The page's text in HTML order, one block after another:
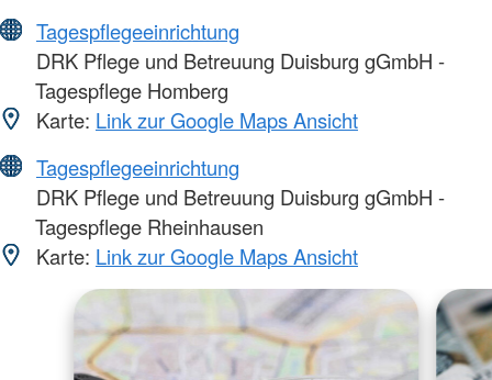
Tagespflegeeinrichtung
DRK Pflege und Betreuung Duisburg gGmbH -
Tagespflege Homberg
Karte: Link zur Google Maps Ansicht
Tagespflegeeinrichtung
DRK Pflege und Betreuung Duisburg gGmbH -
Tagespflege Rheinhausen
Karte: Link zur Google Maps Ansicht